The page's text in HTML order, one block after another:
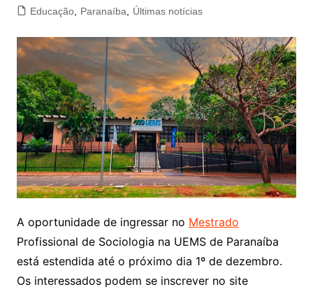
Educação, Paranaíba Últimas notícias
A oportunidade de ingressar no Mestrado
Profissional de Sociologia na UEMS de Paranaíba
está estendida até o próximo dia 1º de dezembro.
Os interessados podem se inscrever no site